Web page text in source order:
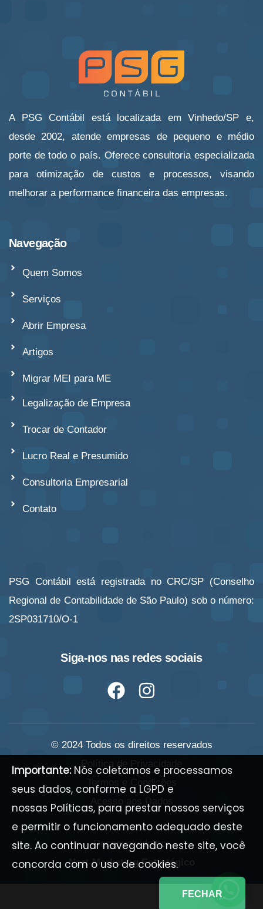
A PSG Contábil está localizada em Vinhedo/SP e,
desde 2002, atende empresas de pequeno e médio
porte de todo o país. Oferece consultoria especializada
para otimização de custos e processos, visando
melhorar a performance financeira das empresas.
Navegação
Quem Somos
Serviços
Abrir Empresa
Artigos
Migrar MEI para ME
Legalização de Empresa
Trocar de Contador
Lucro Real e Presumido
Consultoria Empresarial
Contato
PSG Contábil está registrada no CRC/SP (Conselho
Regional de Contabilidade de São Paulo) sob o número:
2SP031710/O-1
Siga-nos nas redes sociais
© 2024 Todos os direitos reservados
Política de Privacidade
Termos e Condições
Acesso aos Dados
Desenvolvido por
Nort Marketing Estratégico
Importante: Nós coletamos e processamos
seus dados, conforme a LGPD e
nossas Políticas, para prestar nossos serviços
e permitir o funcionamento adequado deste
site. Ao continuar navegando neste site, você
concorda com o uso de cookies.
FECHAR